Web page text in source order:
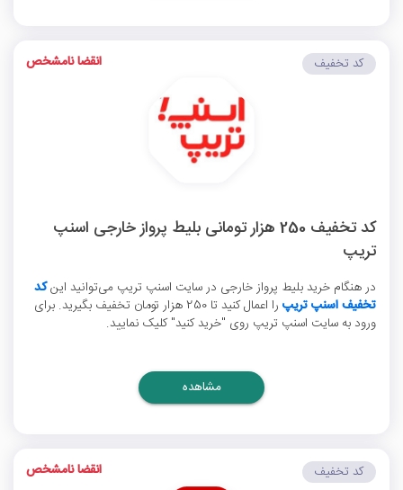
کد تخفیف 250 هزار تومانی بلیط پرواز خارجی اسنپ
تریپ
در هنگام خرید بلیط پرواز خارجی در سایت اسنپ تریپ می‌توانید اینکد
تخفیف اسنپ تریپ
را اعمال کنید تا 250 هزار تومان تخفیف بگیرید. برای
ورود به سایت اسنپ تریپ روی "خرید کنید" کلیک نمایید.
کد تخفیف انقضا نامشخص
مشاهده
کد تخفیف انقضا نامشخص